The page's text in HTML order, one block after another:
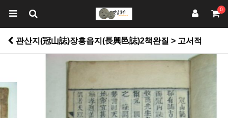
0
관산지(冠山誌)장흥읍지(長興邑誌)2책완질 > 고서적